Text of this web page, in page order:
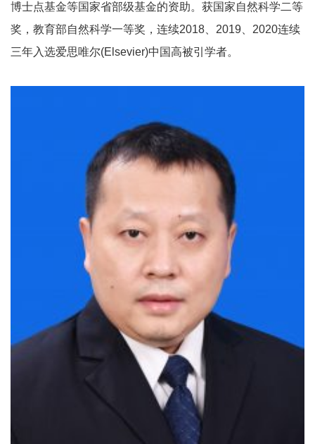
博士点基金等国家省部级基金的资助。获国家自然科学二等
奖，教育部自然科学一等奖，连续2018、2019、2020连续
三年入选爱思唯尔(Elsevier)中国高被引学者。